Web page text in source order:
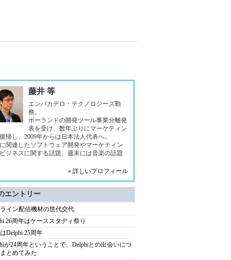
藤井 等
エンバカデロ・テクノロジーズ勤
務。
ボーランドの開発ツール事業分離発
表を受け、数年ぶりにマーケティン
帰し、2009年からは日本法人代表へ。
関連したソフトウェア開発やマーケティン
ジネスに関する話題、週末には音楽の話題
» 詳しいプロフィール
エントリー
イン配信機材の世代交代
26周年はケーススタディ祭り
Delphi 25周年
が24周年ということで、Delphiとの出会いにつ
とめてみた